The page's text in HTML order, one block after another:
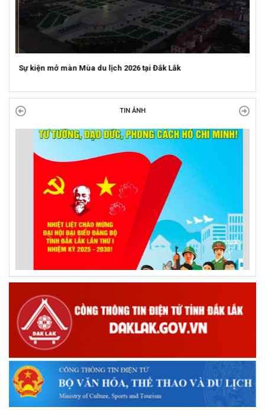
Sự kiện mở màn Mùa du lịch 2026 tại Đắk Lắk
TIN ẢNH